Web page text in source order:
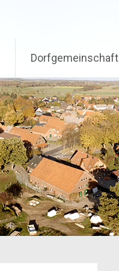
Dorfgemeinschaft